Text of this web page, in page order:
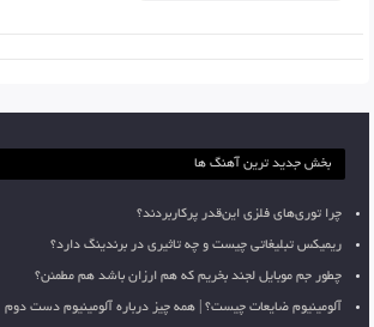
بخش جدید ترین آهنگ ها
چرا توری‌های فلزی این‌قدر پرکاربردند؟
ریمیکس تبلیغاتی چیست و چه تاثیری در برندینگ دارد؟
چطور جم موبایل لجند بخریم که هم ارزان باشد هم مطمئن؟
آلومینیوم ضایعات چیست؟ | همه چیز درباره آلومینیوم دست دوم